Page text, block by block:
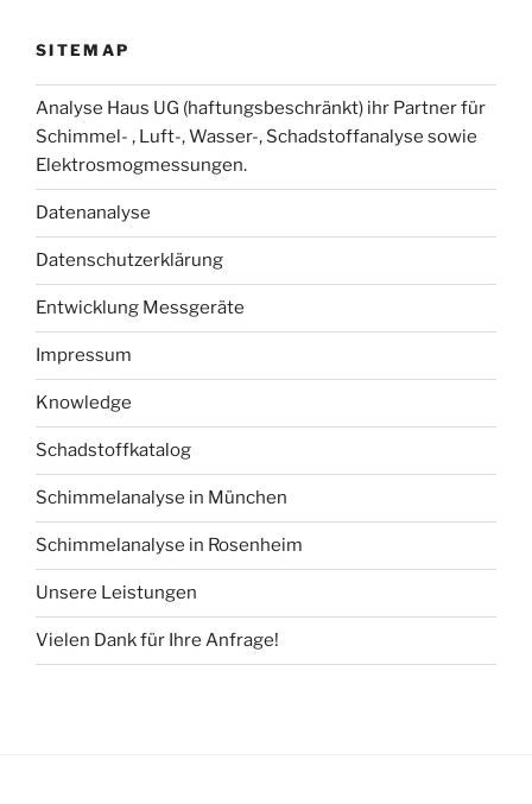
SITEMAP
Analyse Haus UG (haftungsbeschränkt) ihr Partner für
Schimmel- , Luft-, Wasser-, Schadstoffanalyse sowie
Elektrosmogmessungen.
Datenanalyse
Datenschutzerklärung
Entwicklung Messgeräte
Impressum
Knowledge
Schadstoffkatalog
Schimmelanalyse in München
Schimmelanalyse in Rosenheim
Unsere Leistungen
Vielen Dank für Ihre Anfrage!